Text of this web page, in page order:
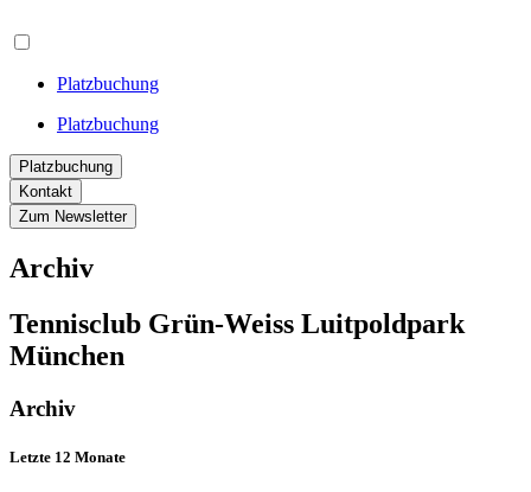
Platzbuchung
Platzbuchung
Platzbuchung
Kontakt
Zum Newsletter
Archiv
Tennisclub Grün-Weiss Luitpoldpark
München
Archiv
Letzte 12 Monate